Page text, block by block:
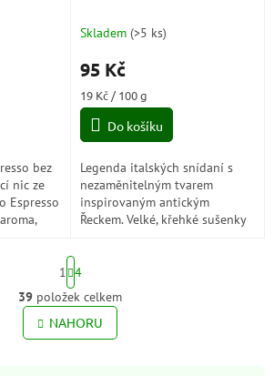
bez
nic ze
Espresso
Skladem (>5 ks)
95 Kč
Měrná
cena:
19 Kč / 100 g
Do košíku
Legenda italských snídaní s
nezaměnitelným tvarem
inspirovaným antickým
Řeckem. Velké, křehké sušenky
společníkem ke kávě, čaji i...
O
v
l
S
t
r
á
n
k
1 4
39 položek celkem
NAHORU